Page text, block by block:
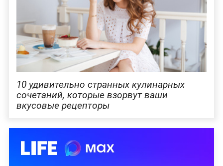
10 удивительно странных кулинарных
сочетаний, которые взорвут ваши
вкусовые рецепторы